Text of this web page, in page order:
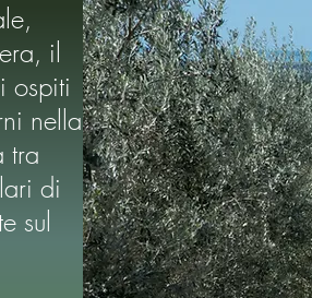
il
ospiti
nella
tra
di
sul